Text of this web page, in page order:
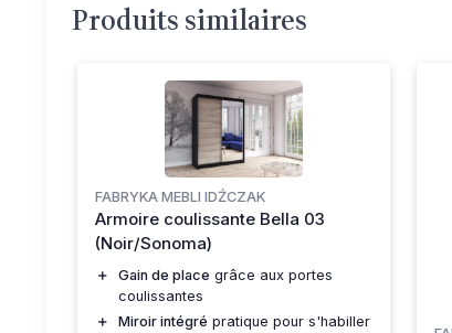
Produits similaires
FABRYKA MEBLI IDŹCZAK
Armoire coulissante Bella 03
(Noir/Sonoma)
＋ Gain de place grâce aux portes
coulissantes
＋
Miroir intégré pratique pour s'habiller